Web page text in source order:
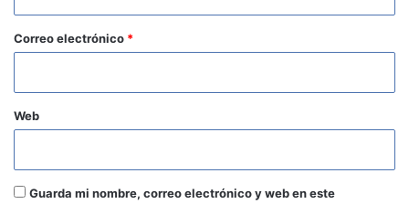
*
Correo electrónico *
Web
Guarda mi nombre, correo electrónico y web en este